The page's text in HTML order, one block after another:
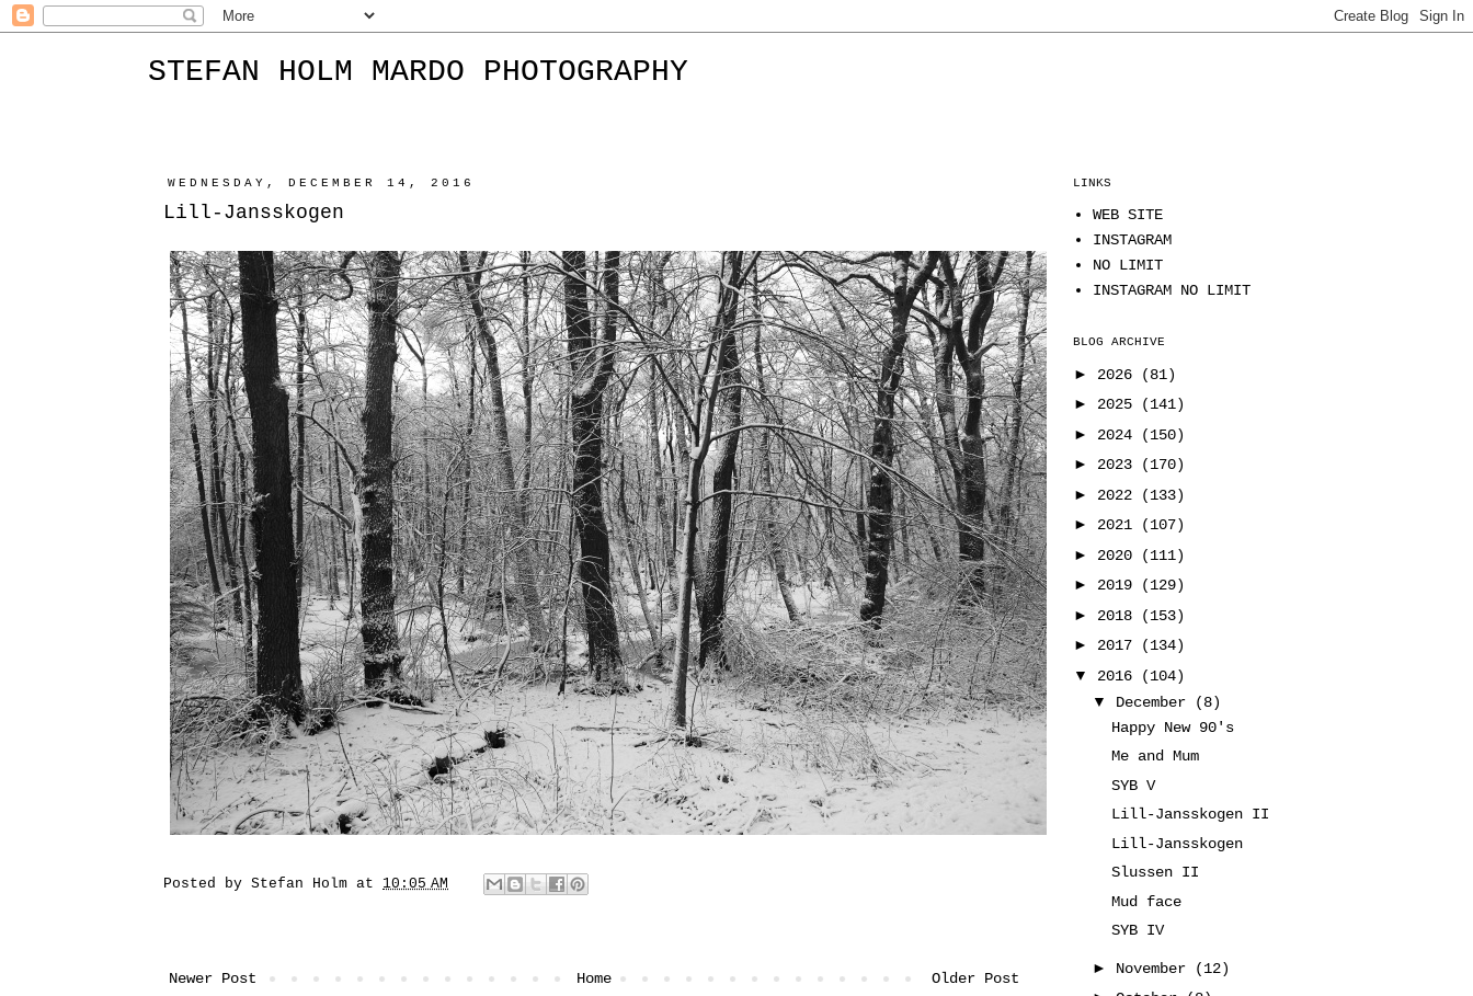
STEFAN HOLM MARDO PHOTOGRAPHY
WEDNESDAY, DECEMBER 14, 2016
Lill-Jansskogen
Posted by Stefan Holm at 10:05 AM
Newer Post Older Post
Home
LINKS
WEB SITE
INSTAGRAM
NO LIMIT
INSTAGRAM NO LIMIT
BLOG ARCHIVE
► 2026
(81)
► 2025
(141)
► 2024
(150)
► 2023
(170)
► 2022
(133)
► 2021
(107)
► 2020
(111)
► 2019
(129)
► 2018
(153)
► 2017
(134)
▼ 2016
(104)
▼ December
(8)
Happy New 90's
Me and Mum
SYB V
Lill-Jansskogen II
Lill-Jansskogen
Slussen II
Mud face
SYB IV
► November
(12)